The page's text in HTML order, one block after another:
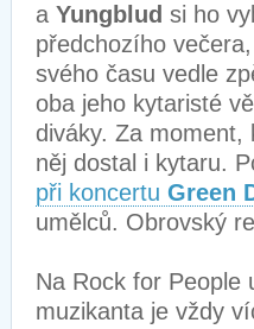
a Yungblud si ho
předchozího večera,
svého času vedle
oba jeho kytaristé
diváky. Za
něj dostal i kytaru.
při koncertu Green
umělců. Obrovský
Na Rock for People
muzikanta je vždy